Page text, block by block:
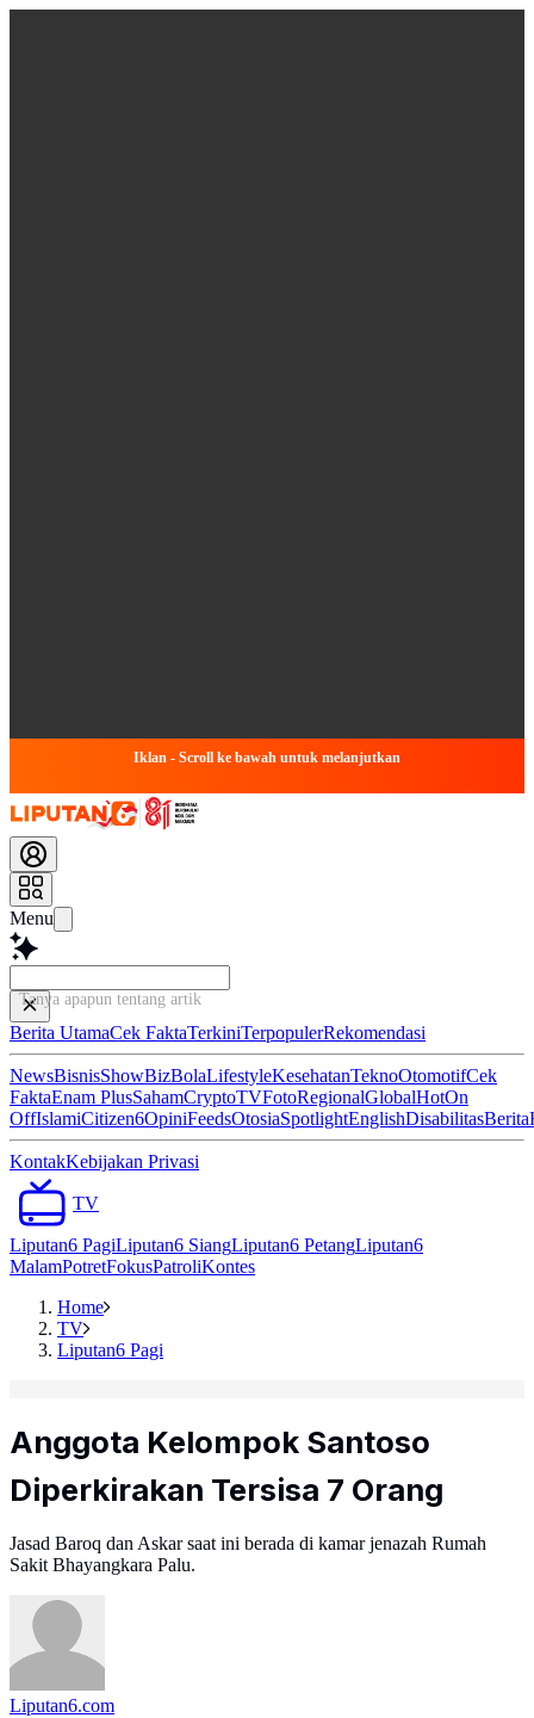
Iklan - Scroll ke bawah untuk melanjutkan
Menu
Tanya apapun tentang artikel in
Berita UtamaCek FaktaTerkiniTerpopulerRekomendasi
NewsBisnisShowBizBolaLifestyleKesehatanTeknoOtomotifCek
FaktaEnam PlusSahamCryptoTVFotoRegionalGlobalHotOn
OffIslamiCitizen6OpiniFeedsOtosiaSpotlightEnglishDisabilitasBerita
KontakKebijakan Privasi
TV
Liputan6 PagiLiputan6 SiangLiputan6 PetangLiputan6
MalamPotretFokusPatroliKontes
Home
TV
Liputan6 Pagi
Anggota Kelompok Santoso
Diperkirakan Tersisa 7 Orang
Jasad Baroq dan Askar saat ini berada di kamar jenazah Rumah
Sakit Bhayangkara Palu.
Liputan6.com